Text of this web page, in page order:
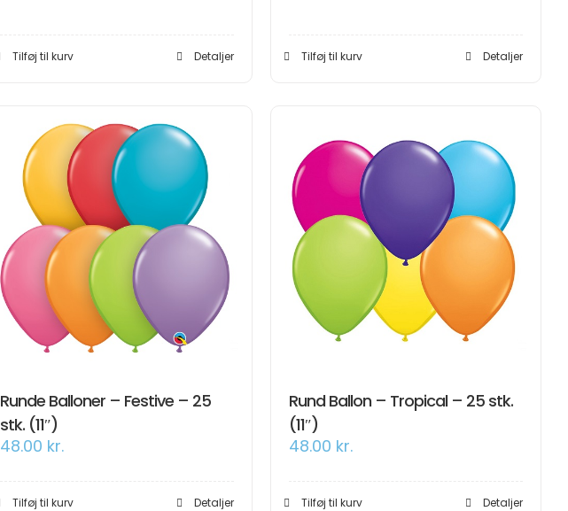
Tilføj til kurv Detaljer Tilføj til kurv Detaljer
Runde Balloner – Festive – 25
stk. (11″)
48.00 kr.
Tilføj til kurv Detaljer
Rund Ballon – Tropical – 25 stk.
(11″)
48.00 kr.
Tilføj til kurv Detaljer